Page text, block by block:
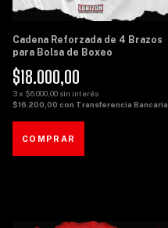
Cadena Reforzada de 4 Brazos
para Bolsa de Boxeo
$18.000,00
3x $6.000,00 sin interés
$16.200,00 con Transferencia Bancaria